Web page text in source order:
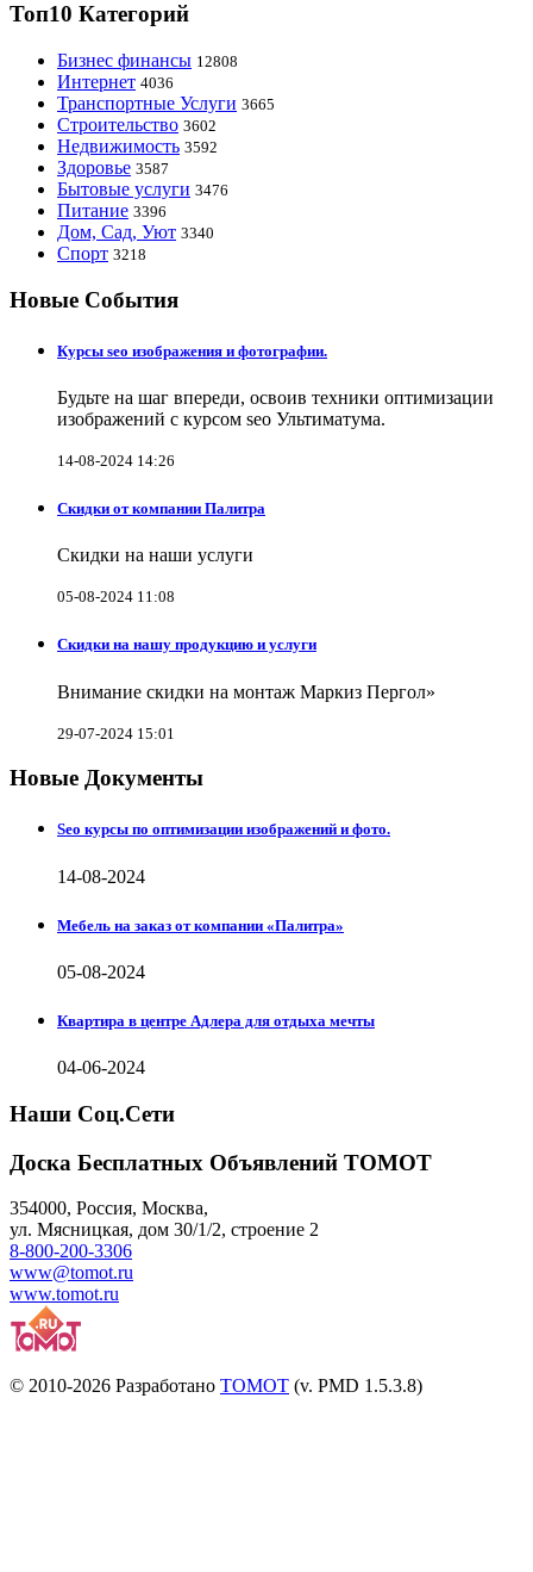
Топ10 Категорий
Бизнес финансы 12808
Интернет 4036
Транспортные Услуги 3665
Строительство 3602
Недвижимость 3592
Здоровье 3587
Бытовые услуги 3476
Питание 3396
Дом, Сад, Уют 3340
Спорт 3218
Новые События
Курсы seo изображения и фотографии.
Будьте на шаг впереди, освоив техники оптимизации
изображений с курсом seo Ультиматума.
14-08-2024 14:26
Скидки от компании Палитра
Скидки на наши услуги
05-08-2024 11:08
Скидки на нашу продукцию и услуги
Внимание скидки на монтаж Маркиз Пергол»
29-07-2024 15:01
Новые Документы
Seo курсы по оптимизации изображений и фото.
14-08-2024
Мебель на заказ от компании «Палитра»
05-08-2024
Квартира в центре Адлера для отдыха мечты
04-06-2024
Наши Соц.Сети
Доска Бесплатных Объявлений ТОМОТ
354000, Россия, Москва,
ул. Мясницкая, дом 30/1/2, строение 2
8-800-200-3306
www@tomot.ru
www.tomot.ru
© 2010-2026 Разработано TOMOT (v. PMD 1.5.3.8)